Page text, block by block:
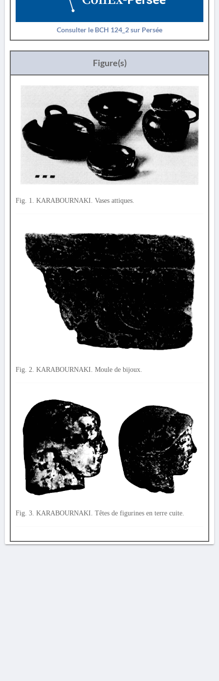
Consulter le BCH 124_2 sur Persée
Figure(s)
Fig. 1. KARABOURNAKI. Vases attiques.
Fig. 2. KARABOURNAKI. Moule de bijoux.
Fig. 3. KARABOURNAKI. Têtes de figurines en terre cuite.